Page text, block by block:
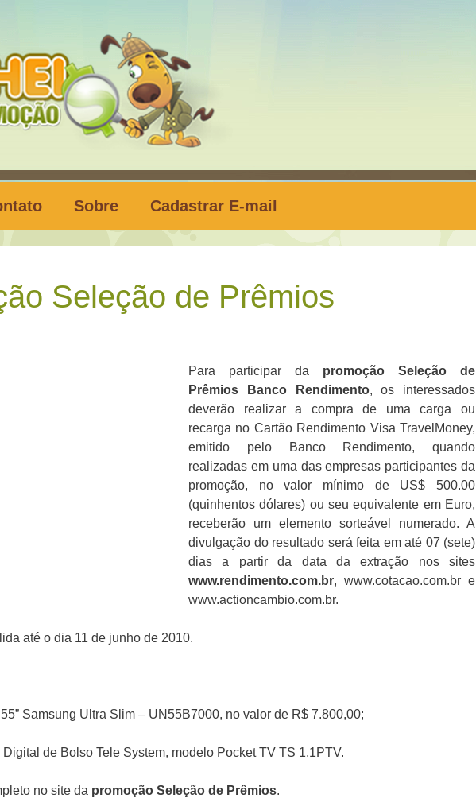
Sobre Cadastrar E-mail
Seleção de Prêmios
Para participar da promoção Seleção de
Prêmios Banco Rendimento, os interessados
deverão realizar a compra de uma carga ou
recarga no Cartão Rendimento Visa TravelMoney,
emitido pelo Banco Rendimento, quando
realizadas em uma das empresas participantes da
promoção, no valor mínimo de US$ 500.00
(quinhentos dólares) ou seu equivalente em Euro,
receberão um elemento sorteável numerado. A
divulgação do resultado será feita em até 07 (sete)
dias a partir da data da extração nos sites
www.rendimento.com.br, www.cotacao.com.br e
www.actioncambio.com.br.
até o dia 11 de junho de 2010.
Samsung Ultra Slim – UN55B7000, no valor de R$ 7.800,00;
de Bolso Tele System, modelo Pocket TV TS 1.1PTV.
no site da promoção Seleção de Prêmios.